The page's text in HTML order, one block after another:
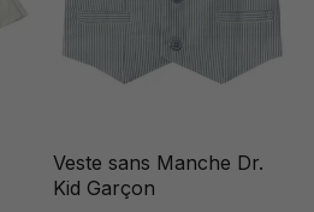
Veste sans Manche Dr.
Kid Garçon